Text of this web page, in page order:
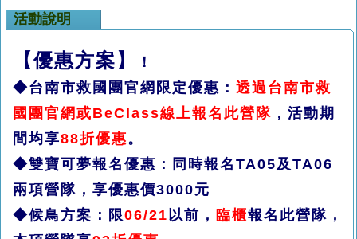
活動說明
【優惠方案】
！
◆台南市救國團官網限定優惠： 透過台南市救
國團官網或BeClass線上報名此營隊 ，活動期
間均享88折優惠。
◆雙寶可夢報名優惠：同時報名TA05及TA06
兩項營隊，享優惠價3000元
◆候鳥方案：限06/21以前， 臨櫃報名此營隊，